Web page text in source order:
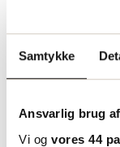
Samtykke
Ansvarlig brug
Vi og vores 44
Indgår i